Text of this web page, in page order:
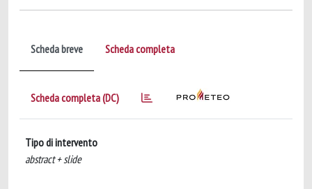
Scheda breve Scheda completa
Scheda completa (DC)
Tipo di intervento
abstract + slide